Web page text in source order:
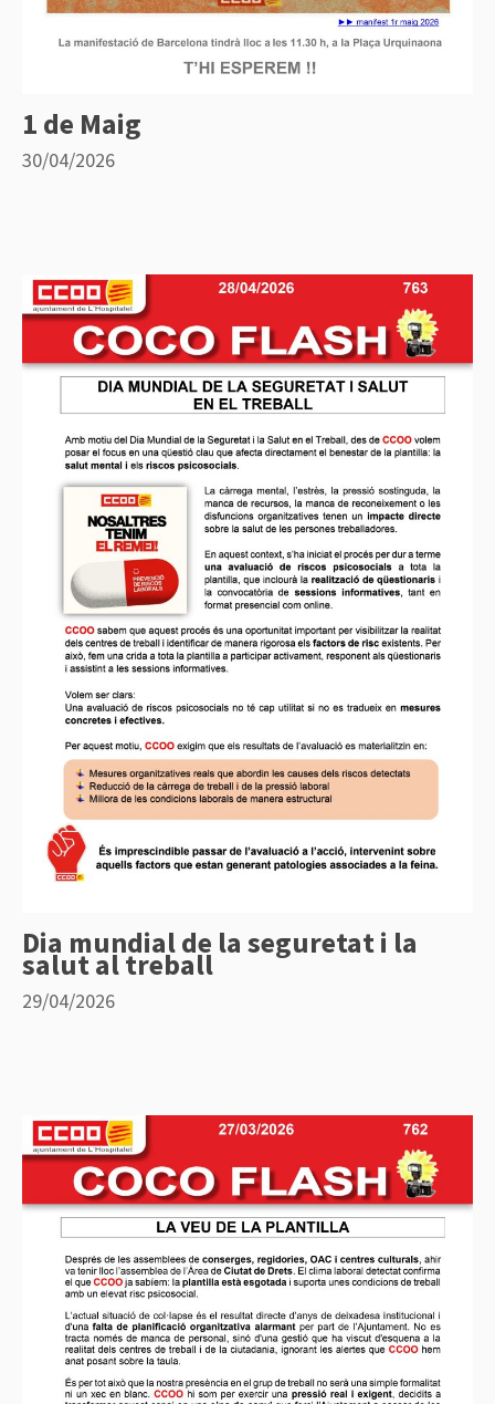
1 de Maig
30/04/2026
Dia mundial de la seguretat i la
salut al treball
29/04/2026